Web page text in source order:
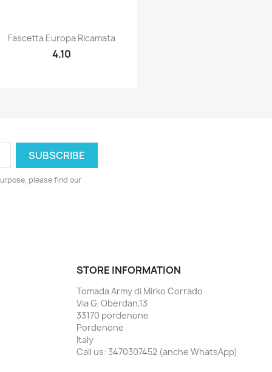
Quick view
Fascetta Europa Ricamata
4.10
please find our
STORE INFORMATION
Tomada Army di Mirko Corrado
Via G. Oberdan,13
33170 pordenone
Pordenone
Italy
Call us: 3470307452 (anche WhatsApp)